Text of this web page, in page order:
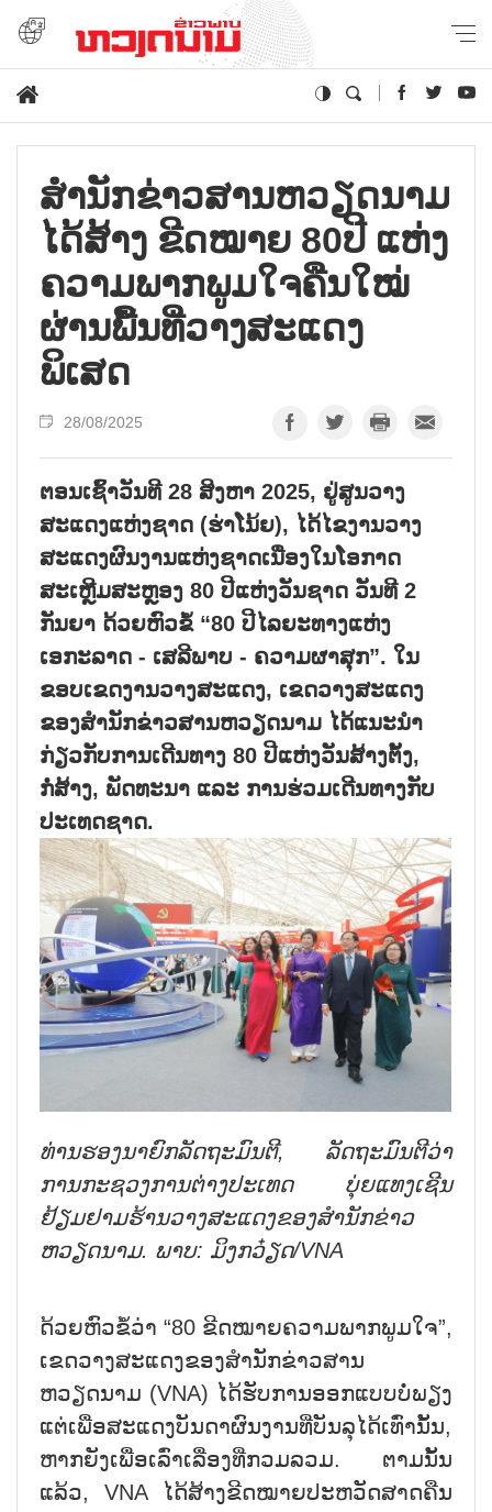
ສຳນັກຂ່າວສານຫວຽດນາມ
ໄດ້ສ້າງ ຂີດໝາຍ 80ປີ ແຫ່ງ
ຄວາມພາກພູມໃຈຄືນໃໝ່
ຜ່ານພື້ນທີ່ວາງສະແດງ
ພິເສດ
28/08/2025
ຕອນເຊົ້າວັນທີ 28 ສິງຫາ 2025, ຢູ່ສູນວາງ
ສະແດງແຫ່ງຊາດ (ຮ່າໂນ້ຍ), ໄດ້ໄຂງານວາງ
ສະແດງຜົນງານແຫ່ງຊາດເນື່ອງໃນໂອກາດ
ສະເຫຼີມສະຫຼອງ 80 ປີແຫ່ງວັນຊາດ ວັນທີ 2
ກັນຍາ ດ້ວຍຫົວຂໍ້ “80 ປີໄລຍະທາງແຫ່ງ
ເອກະລາດ - ເສລີພາບ - ຄວາມຜາສຸກ”. ໃນ
ຂອບເຂດງານວາງສະແດງ, ເຂດວາງສະແດງ
ຂອງສຳນັກຂ່າວສານຫວຽດນາມ ໄດ້ແນະນຳ
ກ່ຽວກັບການເດີນທາງ 80 ປີແຫ່ງວັນສ້າງຕັ້ງ,
ກໍ່ສ້າງ, ພັດທະນາ ແລະ ການຮ່ວມເດີນທາງກັບ
ປະເທດຊາດ.
ທ່ານ​ຮອງ​ນາ​ຍົກ​ລັດ​ຖະ​ມົນ​ຕີ, ລັດ​ຖະ​ມົນ​ຕີ​ວ່າ​
ການ​ກະ​ຊວງ​ການ​ຕ່າງ​ປະ​ເທດ ບຸ່ຍ​ແທງ​ເຊີນ
ຢ້ຽມ​ຢາມ​ຮ້ານ​ວາງ​ສະ​ແດງ​ຂອງ​ສຳ​ນັກ​ຂ່າວ ​
ຫວຽດ​ນາມ. ພາບ: ມິງກວ໋ຽດ/VNA
ດ້ວຍ​ຫົວ​ຂໍ້​ວ່າ “80 ຂີດ​ໝາຍ​ຄວາມ​ພາກພູມ​ໃຈ”,
​ເຂດ​ວາງສະ​ແດງ​ຂອງ​ສຳນັກ​ຂ່າວສານ ​
ຫວຽດນາມ (VNA) ​ໄດ້​ຮັບ​ການ​ອອກ​ແບບ​ບໍ່​ພຽງ​
ແຕ່​ເພື່ອ​ສະ​ແດງ​ບັນດາ​ຜົນງານ​ທີ່​ບັນລຸ​ໄດ້​ເທົ່າ​ນັ້ນ,
ຫາກ​ຍັງ​ເພື່ອ​​ເລົ່າ​ເລື່ອງ​ທີ່​ກວມລວມ. ຕາມ​ນັ້ນ​
ແລ້ວ, VNA ​ໄດ້​ສ້າງ​ຂີດ​ໝາຍ​ປະຫວັດສາດ​ຄືນ​